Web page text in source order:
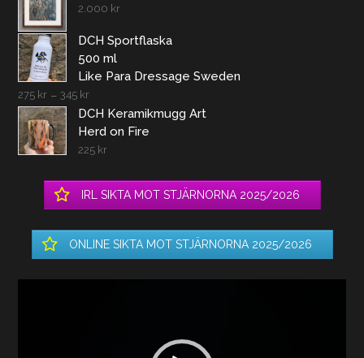
2.000 kr
DCH Sportflaska
500 ml
Like Para Dressage Sweden
275 kr – 345 kr
DCH Keramikmugg Art
Herd on Fire
225 kr
IRL SIKTA MOT STJÄRNORNA 2025/2026
ONLINE SIKTA MOT STJÄRNORNA 2025/2026